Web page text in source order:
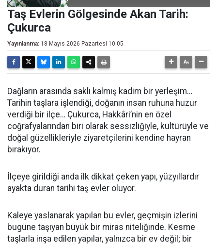
Taş Evlerin Gölgesinde Akan Tarih:
Çukurca
Yayınlanma: 18 Mayıs 2026 Pazartesi 10:05
Dağların arasında saklı kalmış kadim bir yerleşim…
Tarihin taşlara işlendiği, doğanın insan ruhuna huzur
verdiği bir ilçe… Çukurca, Hakkâri’nin en özel
coğrafyalarından biri olarak sessizliğiyle, kültürüyle ve
doğal güzellikleriyle ziyaretçilerini kendine hayran
bırakıyor.
İlçeye girildiği anda ilk dikkat çeken yapı, yüzyıllardır
ayakta duran tarihi taş evler oluyor.
Kaleye yaslanarak yapılan bu evler, geçmişin izlerini
bugüne taşıyan büyük bir miras niteliğinde. Kesme
taşlarla inşa edilen yapılar, yalnızca bir ev değil; bir